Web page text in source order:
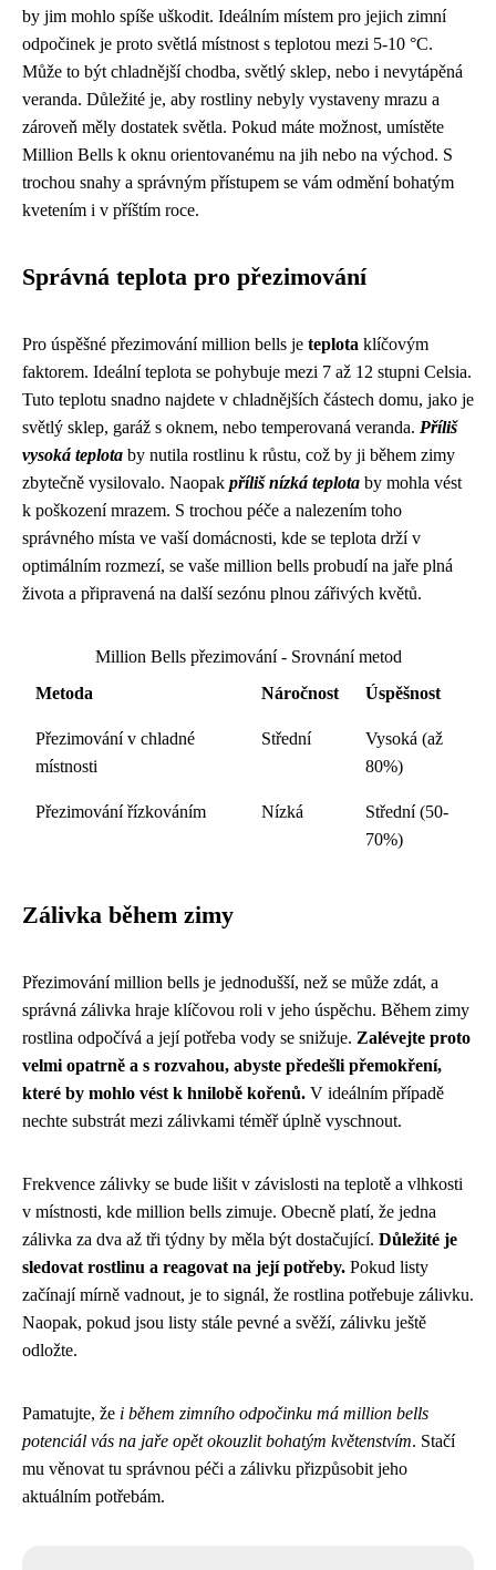
by jim mohlo spíše uškodit. Ideálním místem pro jejich zimní
odpočinek je proto světlá místnost s teplotou mezi 5-10 °C.
Může to být chladnější chodba, světlý sklep, nebo i nevytápěná
veranda. Důležité je, aby rostliny nebyly vystaveny mrazu a
zároveň měly dostatek světla. Pokud máte možnost, umístěte
Million Bells k oknu orientovanému na jih nebo na východ. S
trochou snahy a správným přístupem se vám odmění bohatým
kvetením i v příštím roce.
Správná teplota pro přezimování
Pro úspěšné přezimování million bells je teplota klíčovým
faktorem. Ideální teplota se pohybuje mezi 7 až 12 stupni Celsia.
Tuto teplotu snadno najdete v chladnějších částech domu, jako je
světlý sklep, garáž s oknem, nebo temperovaná veranda. Příliš
vysoká teplota by nutila rostlinu k růstu, což by ji během zimy
zbytečně vysilovalo. Naopak příliš nízká teplota by mohla vést
k poškození mrazem. S trochou péče a nalezením toho
správného místa ve vaší domácnosti, kde se teplota drží v
optimálním rozmezí, se vaše million bells probudí na jaře plná
života a připravená na další sezónu plnou zářivých květů.
Million Bells přezimování - Srovnání metod
Metoda
Náročnost Úspěšnost
Přezimování v chladné
místnosti
Střední
Vysoká (až
80%)
Přezimování řízkováním Nízká
Střední (50-
70%)
Zálivka během zimy
Přezimování million bells je jednodušší, než se může zdát, a
správná zálivka hraje klíčovou roli v jeho úspěchu. Během zimy
rostlina odpočívá a její potřeba vody se snižuje. Zalévejte proto
velmi opatrně a s rozvahou, abyste předešli přemokření,
které by mohlo vést k hnilobě kořenů. V ideálním případě
nechte substrát mezi zálivkami téměř úplně vyschnout.
Frekvence zálivky se bude lišit v závislosti na teplotě a vlhkosti
v místnosti, kde million bells zimuje. Obecně platí, že jedna
zálivka za dva až tři týdny by měla být dostačující. Důležité je
sledovat rostlinu a reagovat na její potřeby. Pokud listy
začínají mírně vadnout, je to signál, že rostlina potřebuje zálivku.
Naopak, pokud jsou listy stále pevné a svěží, zálivku ještě
odložte.
Pamatujte, že i během zimního odpočinku má million bells
potenciál vás na jaře opět okouzlit bohatým květenstvím. Stačí
mu věnovat tu správnou péči a zálivku přizpůsobit jeho
aktuálním potřebám.